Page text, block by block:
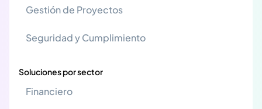
Gestión de Proyectos
Seguridad y Cumplimiento
Soluciones por sector
Financiero